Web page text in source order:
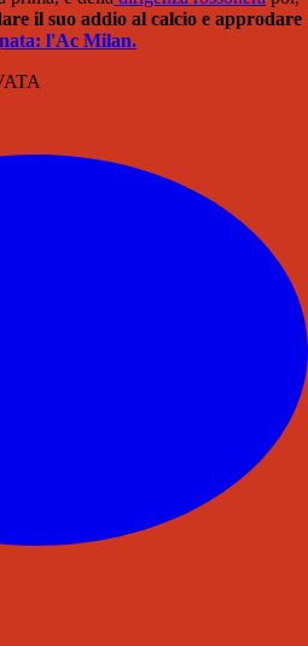
il suo addio al calcio e approdare
l'Ac Milan.